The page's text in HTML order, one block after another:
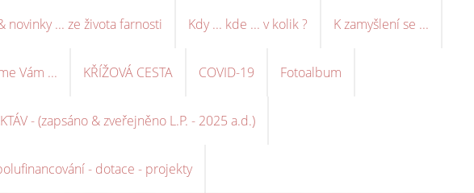
novinky ... ze života farnosti Kdy ... kde ... v kolik ? K zamyšlení se ...
Vám ... KŘÍŽOVÁ CESTA COVID-19 Fotoalbum
- (zapsáno & zveřejněno L.P. - 2025 a.d.)
- dotace - projekty